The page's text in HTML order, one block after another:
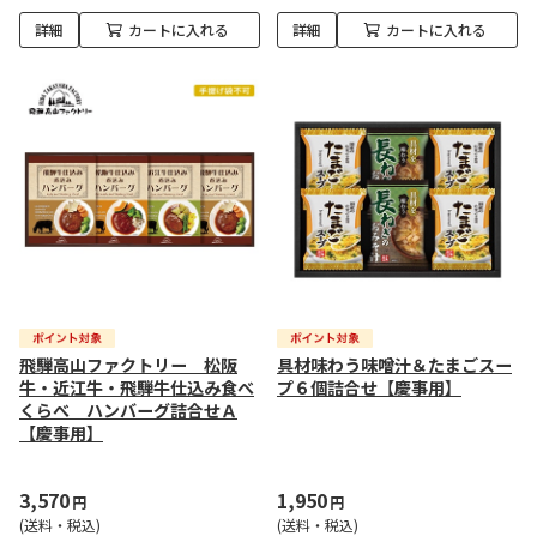
詳細 カートに入れる 詳細 カートに入れる
飛騨高山ファクトリー 松阪
牛・近江牛・飛騨牛仕込み食べ
くらべ ハンバーグ詰合せＡ
【慶事用】
3,570円
(送料・税込)
具材味わう味噌汁＆たまごスー
プ６個詰合せ【慶事用】
1,950円
(送料・税込)